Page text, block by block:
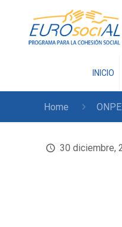
INICIO
Home
30 diciembre,